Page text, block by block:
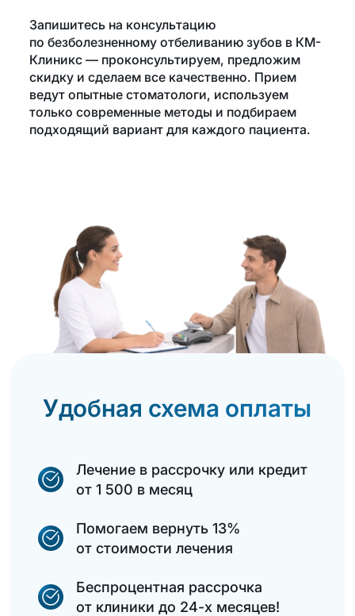
Запишитесь на консультацию
по безболезненному отбеливанию зубов в КМ-
Клиникс — проконсультируем, предложим
скидку и сделаем все качественно. Прием
ведут опытные стоматологи, используем
только современные методы и подбираем
подходящий вариант для каждого пациента.
Удобная схема оплаты
Лечение в рассрочку или кредит
от 1 500 в месяц
Помогаем вернуть 13%
от стоимости лечения
Беспроцентная рассрочка
от клиники до 24-х месяцев!